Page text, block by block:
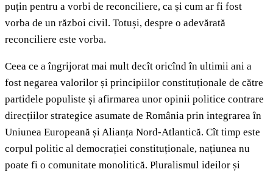
puțin pentru a vorbi de reconciliere, ca și cum ar fi fost
vorba de un război civil. Totuși, despre o adevărată
reconciliere este vorba.
Ceea ce a îngrijorat mai mult decît oricînd în ultimii ani a
fost negarea valorilor și principiilor constituționale de către
partidele populiste și afirmarea unor opinii politice contrare
direcțiilor strategice asumate de România prin integrarea în
Uniunea Europeană și Alianța Nord-Atlantică. Cît timp este
corpul politic al democrației constituționale, națiunea nu
poate fi o comunitate monolitică. Pluralismul ideilor și